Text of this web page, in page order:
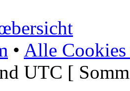
• Alle Cookies
UTC [